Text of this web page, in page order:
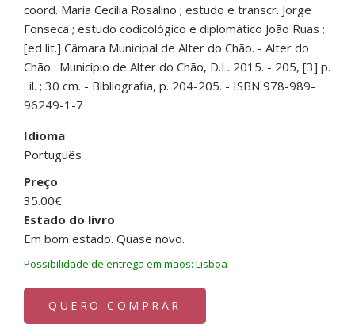
coord. Maria Cecília Rosalino ; estudo e transcr. Jorge
Fonseca ; estudo codicológico e diplomático João Ruas ;
[ed lit.] Câmara Municipal de Alter do Chão. - Alter do
Chão : Município de Alter do Chão, D.L. 2015. - 205, [3] p.
: il. ; 30 cm. - Bibliografia, p. 204-205. - ISBN 978-989-
96249-1-7
Idioma
Português
Preço
35.00€
Estado do livro
Em bom estado. Quase novo.
Possibilidade de entrega em mãos: Lisboa
QUERO COMPRAR